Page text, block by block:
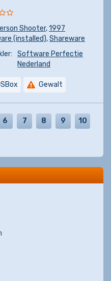
Shooter,1997
(installed),Shareware
Software Perfectie
Nederland
Gewalt
6 7 8 9 10